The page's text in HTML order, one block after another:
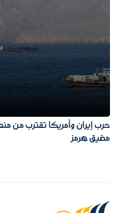
حرب إيران وأمريكا تقترب من
مضيق هرمز